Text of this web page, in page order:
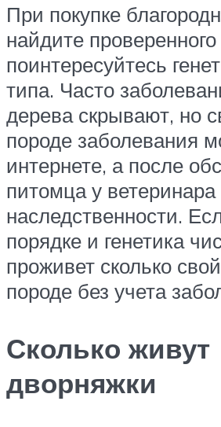
При покупке
найдите
поинтересуйтесь
типа. Часто
дерева скрывают, но
породе заболевания
интернете, а после
питомца у
наследственности.
порядке и генетика
проживет сколько
породе без учета
Сколько живут
дворняжки